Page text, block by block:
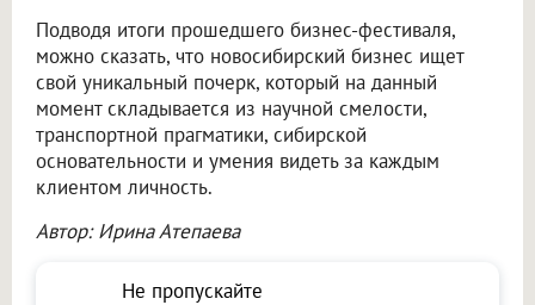
Подводя итоги прошедшего бизнес-фестиваля,
можно сказать, что новосибирский бизнес ищет
свой уникальный почерк, который на данный
момент складывается из научной смелости,
транспортной прагматики, сибирской
основательности и умения видеть за каждым
клиентом личность.
Автор: Ирина Атепаева
Не пропускайте